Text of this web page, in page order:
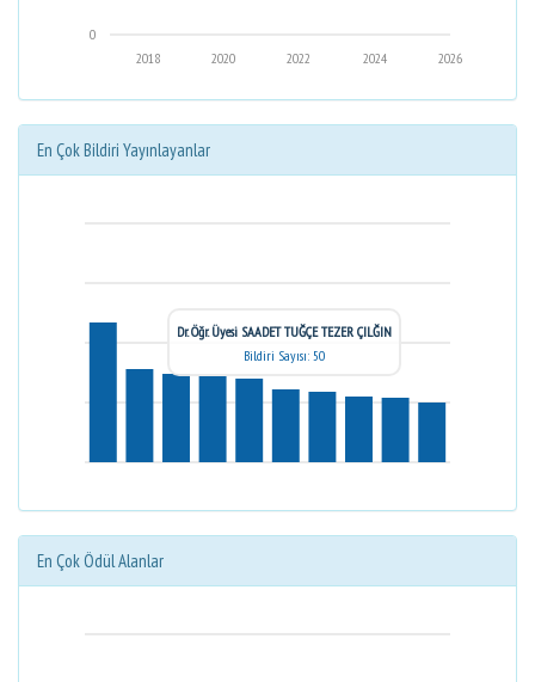
0
2026
2024
2022
2020
2018
En Çok Bildiri Yayınlayanlar
Dr. Öğr. Üyesi SAADET TUĞÇE TEZER ÇILĞIN
Bildiri Sayısı: 50
En Çok Ödül Alanlar